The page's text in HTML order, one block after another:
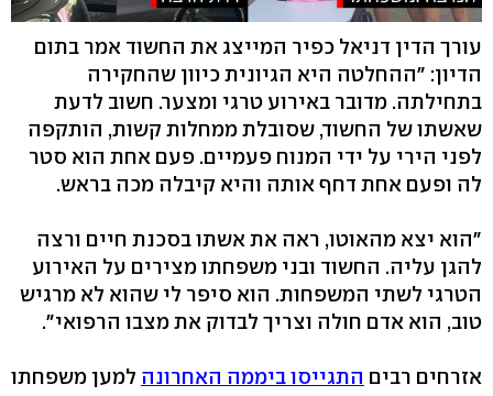
עורך הדין דניאל כפיר המייצג את החשוד אמר בתום
הדיון: "ההחלטה היא הגיונית כיוון שהחקירה
בתחילתה. מדובר באירוע טרגי ומצער. חשוב לדעת
שאשתו של החשוד, שסובלת ממחלות קשות, הותקפה
לפני הירי על ידי המנוח פעמיים. פעם אחת הוא סטר
לה ופעם אחת דחף אותה והיא קיבלה מכה בראש.
"הוא יצא מהאוטו, ראה את אשתו בסכנת חיים ורצה
להגן עליה. החשוד ובני משפחתו מצירים על האירוע
הטרגי לשתי המשפחות. הוא סיפר לי שהוא לא מרגיש
טוב, הוא אדם חולה וצריך לבדוק את מצבו הרפואי".
אזרחים רבים התגייסו ביממה האחרונה למען משפחתו